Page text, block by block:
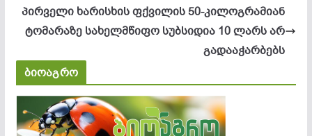
პირველი ხარისხის ფქვილის 50-კილოგრამიან
ტომარაზე სახელმწიფო სუბსიდია 10 ლარს არ
გადააჭარბებს
ბიოაგრო